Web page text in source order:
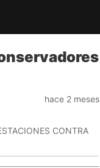
hace 2 meses
CONTRA